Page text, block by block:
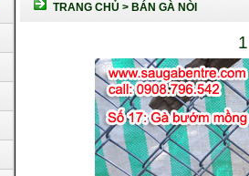
TRANG CHỦ > BÁN GÀ NÒI